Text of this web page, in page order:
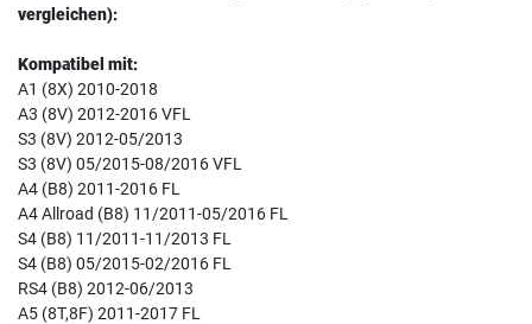
vergleichen):
Kompatibel mit:
A1 (8X) 2010-2018
A3 (8V) 2012-2016 VFL
S3 (8V) 2012-05/2013
S3 (8V) 05/2015-08/2016 VFL
A4 (B8) 2011-2016 FL
A4 Allroad (B8) 11/2011-05/2016 FL
S4 (B8) 11/2011-11/2013 FL
S4 (B8) 05/2015-02/2016 FL
RS4 (B8) 2012-06/2013
A5 (8T,8F) 2011-2017 FL